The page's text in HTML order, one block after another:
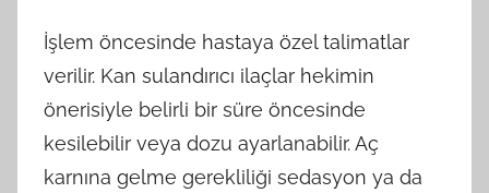
İşlem öncesinde hastaya özel talimatlar
verilir. Kan sulandırıcı ilaçlar hekimin
önerisiyle belirli bir süre öncesinde
kesilebilir veya dozu ayarlanabilir. Aç
karnına gelme gerekliliği sedasyon ya da